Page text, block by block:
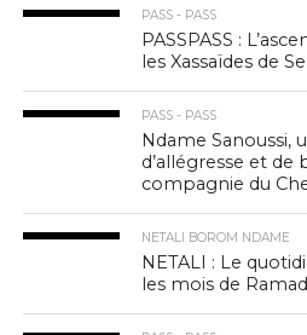
PASS - PASS
PASSPASS :
les Xassaïdes de
PASS - PASS
Ndame Sanoussi,
d’allégresse et de
compagnie du
NETALI BOROM NDAME
NETALI : Le
les mois de